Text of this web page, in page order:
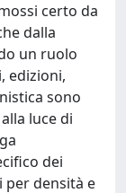
certo da
dalla
un ruolo
edizioni,
sono
luce di
dei
densità e